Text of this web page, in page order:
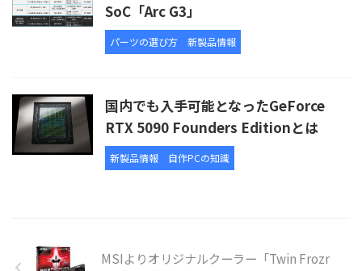
SoC「Arc G3」
パーツの選び方 新製品情報
国内でも入手可能となったGeForce
RTX 5090 Founders Editionとは
新製品情報 自作PCの知識
MSIよりオリジナルクーラー「Twin Frozr